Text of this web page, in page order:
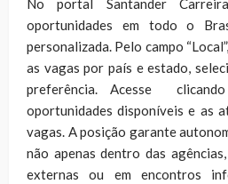
No portal Santander
oportunidades em todo o
personalizada. Pelo campo
as vagas por país e estado,
preferência. Acesse
oportunidades disponíveis e as
vagas. A posição garante
não apenas dentro das
externas ou em encontros